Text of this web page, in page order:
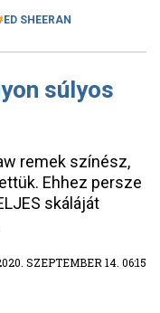
ED SHEERAN
súlyos
remek színész,
Ehhez persze
skáláját
SZEPTEMBER 14. 06:15